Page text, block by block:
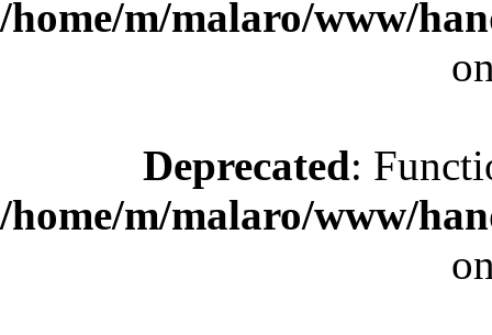
/home/m/malaro/www/
Deprecated:
/home/m/malaro/www/